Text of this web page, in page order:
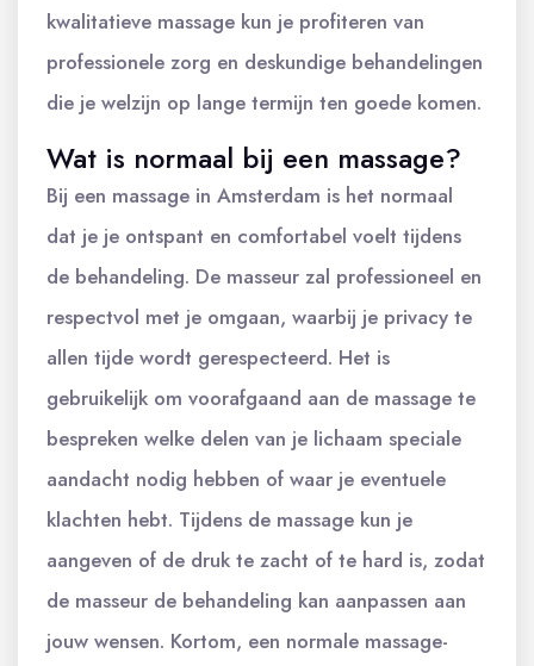
kwalitatieve massage kun je profiteren van
professionele zorg en deskundige behandelingen
die je welzijn op lange termijn ten goede komen.
Wat is normaal bij een massage?
Bij een massage in Amsterdam is het normaal
dat je je ontspant en comfortabel voelt tijdens
de behandeling. De masseur zal professioneel en
respectvol met je omgaan, waarbij je privacy te
allen tijde wordt gerespecteerd. Het is
gebruikelijk om voorafgaand aan de massage te
bespreken welke delen van je lichaam speciale
aandacht nodig hebben of waar je eventuele
klachten hebt. Tijdens de massage kun je
aangeven of de druk te zacht of te hard is, zodat
de masseur de behandeling kan aanpassen aan
jouw wensen. Kortom, een normale massage-